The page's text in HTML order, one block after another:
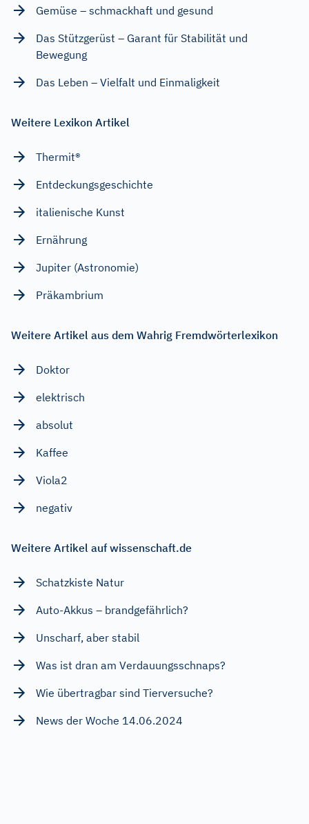
Gemüse – schmackhaft und gesund
Das Stützgerüst – Garant für Stabilität und
Bewegung
Das Leben – Vielfalt und Einmaligkeit
Weitere Lexikon Artikel
Thermit®
Entdeckungsgeschichte
italienische Kunst
Ernährung
Jupiter (Astronomie)
Präkambrium
Weitere Artikel aus dem Wahrig Fremdwörterlexikon
Doktor
elektrisch
absolut
Kaffee
Viola2
negativ
Weitere Artikel auf wissenschaft.de
Schatzkiste Natur
Auto-Akkus – brandgefährlich?
Unscharf, aber stabil
Was ist dran am Verdauungsschnaps?
Wie übertragbar sind Tierversuche?
News der Woche 14.06.2024